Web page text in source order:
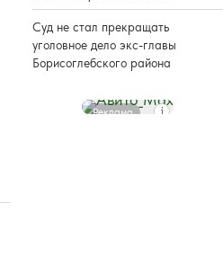
Суд не стал прекращать
уголовное дело экс-главы
Борисоглебского района
Реклама